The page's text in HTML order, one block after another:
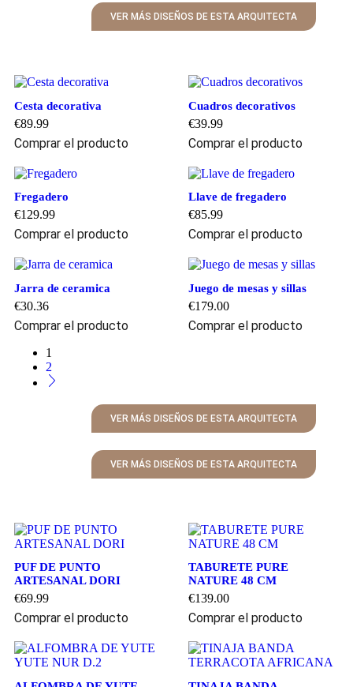
VER MÁS DISEÑOS DE ESTA ARQUITECTA
Cesta decorativa
€89.99
Comprar el producto
Cuadros decorativos
€39.99
Comprar el producto
Fregadero
€129.99
Comprar el producto
Llave de fregadero
€85.99
Comprar el producto
Jarra de ceramica
€30.36
Comprar el producto
Juego de mesas y sillas
€179.00
Comprar el producto
1
2
VER MÁS DISEÑOS DE ESTA ARQUITECTA
VER MÁS DISEÑOS DE ESTA ARQUITECTA
PUF DE PUNTO
ARTESANAL DORI
€69.99
Comprar el producto
TABURETE PURE
NATURE 48 CM
€139.00
Comprar el producto